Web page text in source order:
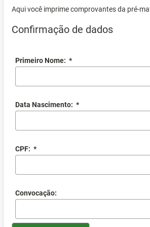
Aqui você imprime comprovantes da pré-
Confirmação de dados
Primeiro Nome: *
Data Nascimento: *
CPF: *
Convocação: